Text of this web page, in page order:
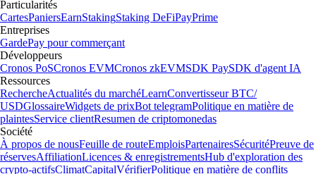
Particularités
CartesPaniersEarnStakingStaking DeFiPayPrime
Entreprises
GardePay pour commerçant
Développeurs
Cronos PoSCronos EVMCronos zkEVMSDK PaySDK d'agent IA
Ressources
RechercheActualités du marchéLearnConvertisseur BTC/
USDGlossaireWidgets de prixBot telegramPolitique en matière de
plaintesService clientResumen de criptomonedas
Société
À propos de nousFeuille de routeEmploisPartenairesSécuritéPreuve de
réservesAffiliationLicences & enregistrementsHub d'exploration des
crypto-actifsClimatCapitalVérifierPolitique en matière de conflits